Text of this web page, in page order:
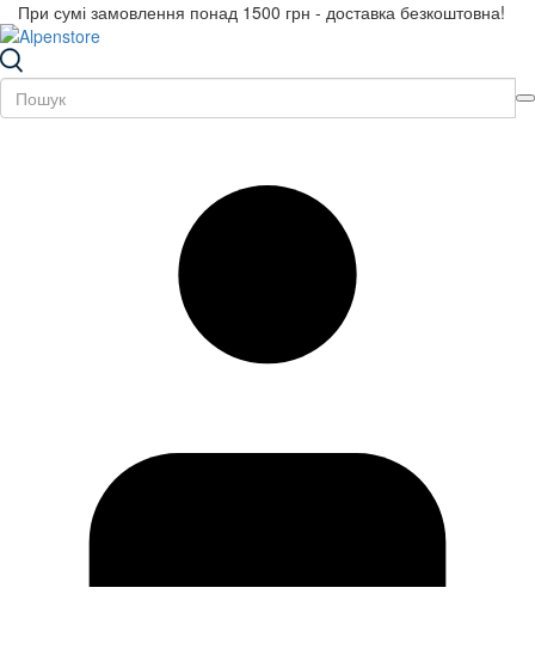
При сумі замовлення понад 1500 грн - доставка безкоштовна!